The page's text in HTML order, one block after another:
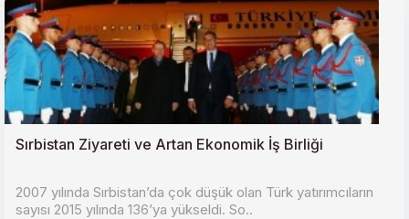
Sırbistan Ziyareti ve Artan Ekonomik İş Birliği
2007 yılında Sırbistan’da çok düşük olan Türk yatırımcıların
sayısı 2015 yılında 136’ya yükseldi. So..